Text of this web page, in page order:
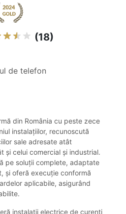
(18)
de telefon
din România cu peste zece
instalațiilor, recunoscută
sale adresate atât
și celui comercial și industrial.
pe soluții complete, adaptate
și oferă execuție conformă
aplicabile, asigurând
instalații electrice de curenți